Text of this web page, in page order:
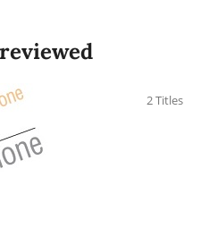
2 Titles